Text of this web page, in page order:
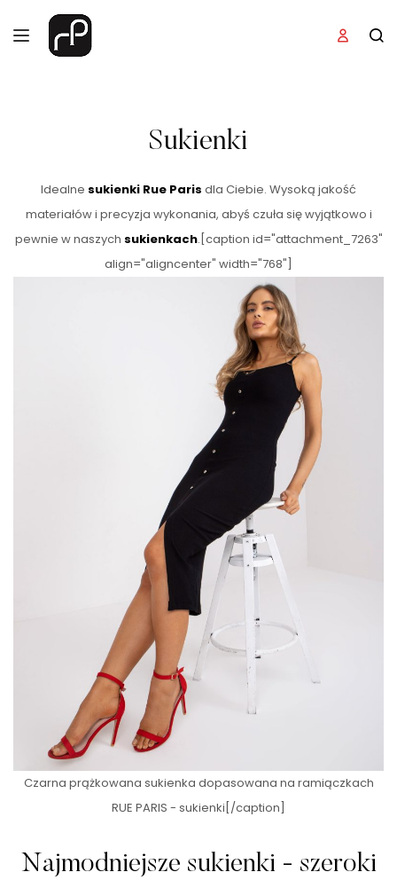
Sukienki
Idealne sukienki Rue Paris dla Ciebie. Wysoką jakość
materiałów i precyzja wykonania, abyś czuła się wyjątkowo i
pewnie w naszych sukienkach.[caption id="attachment_7263"
align="aligncenter" width="768"]
Czarna prążkowana sukienka dopasowana na ramiączkach
RUE PARIS - sukienki[/caption]
Najmodniejsze sukienki - szeroki